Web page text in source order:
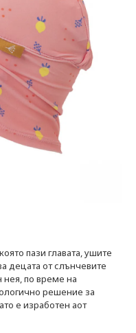
пази главата, ушите
децата от слънчевите
нея, по време на
решение за
е изработен аот